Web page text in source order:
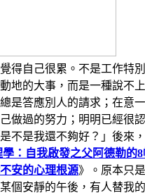
得自己很累。不是工作特
地的大事，而是一種說不
是答應別人的請求；在意
做過的努力；明明已經很
不是我還不夠好？」後來
：自我啟發之父阿德勒的
安的心理根源》。原本只
個安靜的午後，有人替我